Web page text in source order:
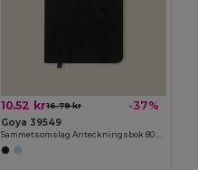
10.52 kr16.79 kr -37%
Goya 39549